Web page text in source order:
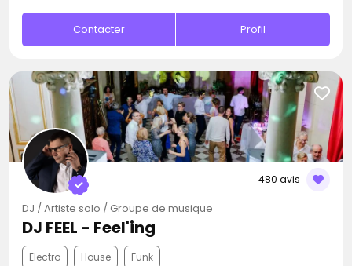
Contacter Profil
480 avis
DJ / Artiste solo / Groupe de musique
DJ FEEL - Feel'ing
Electro House Funk